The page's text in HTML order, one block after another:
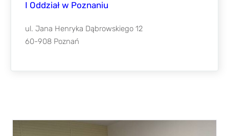
I Oddział w Poznaniu
ul. Jana Henryka Dąbrowskiego 12
60-908 Poznań